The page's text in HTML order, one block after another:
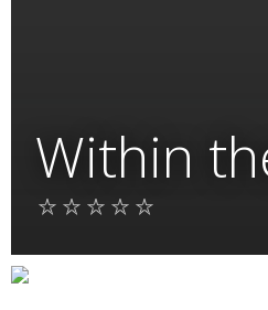
Within